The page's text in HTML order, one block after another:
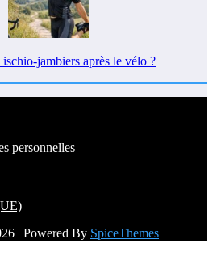
jambiers après le vélo ?
personnelles
| Powered By SpiceThemes